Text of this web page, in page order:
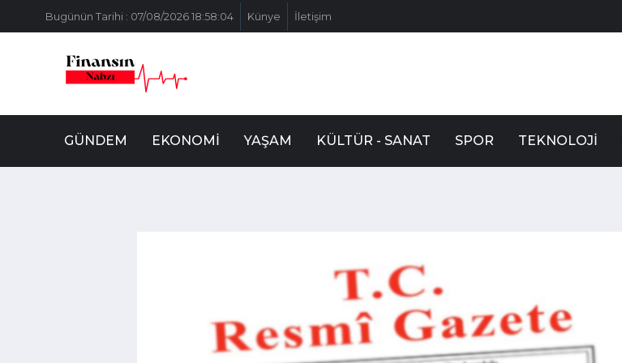
Bugünün Tarihi : 07/08/2026 18:58:04 Künye İletişim
GÜNDEM EKONOMI YAŞAM KÜLTÜR - SANAT SPOR TEKNOLOJI